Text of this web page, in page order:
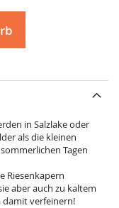
in Salzlake oder
als die kleinen
Tagen
Riesenkapern
aber auch zu kaltem
damit verfeinern!